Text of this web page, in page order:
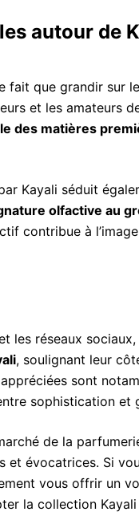
autour de
fait que grandir sur
et les amateurs
des matières
Kayali séduit
olfactive au
contribue à
les réseaux
, soulignant leur
sont
sophistication et
de la
et évocatrices. Si
vous offrir un
la collection